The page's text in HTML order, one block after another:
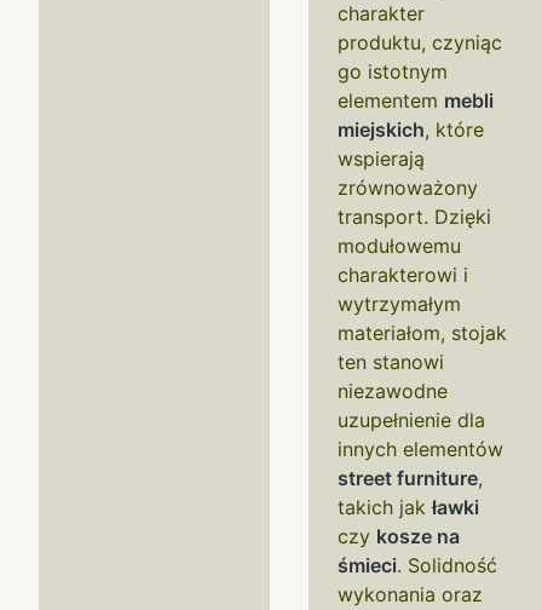
charakter
produktu, czyniąc
go istotnym
elementem mebli
miejskich, które
wspierają
zrównoważony
transport. Dzięki
modułowemu
charakterowi i
wytrzymałym
materiałom, stojak
ten stanowi
niezawodne
uzupełnienie dla
innych elementów
street furniture,
takich jak ławki
czy kosze na
śmieci. Solidność
wykonania oraz